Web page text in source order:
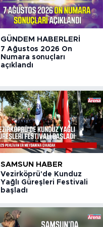
GÜNDEM HABERLERI
7 Ağustos 2026 On
Numara sonuçları
açıklandı
SAMSUN HABER
Vezirköprü'de Kunduz
Yağlı Güreşleri Festivali
başladı